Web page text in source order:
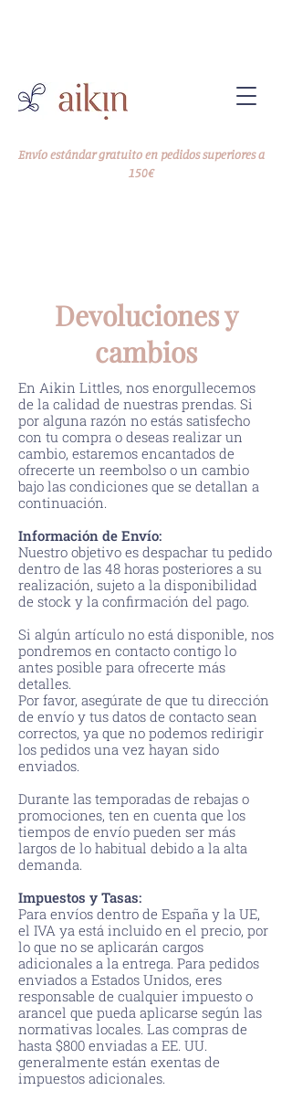
Envío estándar gratuito en pedidos superiores a
150€
Devoluciones y
cambios
En Aikin Littles, nos enorgullecemos
de la calidad de nuestras prendas. Si
por alguna razón no estás satisfecho
con tu compra o deseas realizar un
cambio, estaremos encantados de
ofrecerte un reembolso o un cambio
bajo las condiciones que se detallan a
continuación.
Información de Envío:
Nuestro objetivo es despachar tu pedido
dentro de las 48 horas posteriores a su
realización, sujeto a la disponibilidad
de stock y la confirmación del pago.
Si algún artículo no está disponible, nos
pondremos en contacto contigo lo
antes posible para ofrecerte más
detalles.
Por favor, asegúrate de que tu dirección
de envío y tus datos de contacto sean
correctos, ya que no podemos redirigir
los pedidos una vez hayan sido
enviados.
Durante las temporadas de rebajas o
promociones, ten en cuenta que los
tiempos de envío pueden ser más
largos de lo habitual debido a la alta
demanda.
Impuestos y Tasas:
Para envíos dentro de España y la UE,
el IVA ya está incluido en el precio, por
lo que no se aplicarán cargos
adicionales a la entrega. Para pedidos
enviados a Estados Unidos, eres
responsable de cualquier impuesto o
arancel que pueda aplicarse según las
normativas locales. Las compras de
hasta $800 enviadas a EE. UU.
generalmente están exentas de
impuestos adicionales.